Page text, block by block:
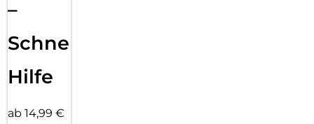
–
Schnelle
Hilfe
ab 14,99 €